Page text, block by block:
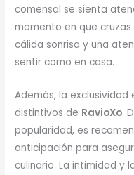
comensal se sienta
momento en que
cálida sonrisa y una
sentir como en casa.
Además, la
distintivos de RavioXo.
popularidad, es
anticipación para
culinario. La intimidad y